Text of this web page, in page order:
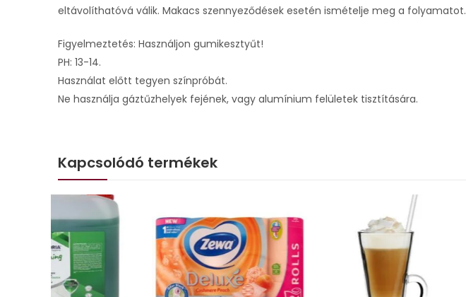
eltávolíthatóvá válik. Makacs szennyeződések esetén ismételje meg a folyamatot.
Figyelmeztetés: Használjon gumikesztyűt!
PH: 13-14.
Használat előtt tegyen színpróbát.
Ne használja gáztűzhelyek fejének, vagy alumínium felületek tisztítására.
Kapcsolódó termékek